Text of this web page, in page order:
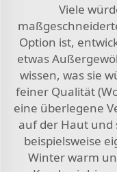
Viele
Option ist,
etwas
wissen, was sie
feiner Qualität
eine überlegene
auf der Haut und
beispielsweise
Winter warm